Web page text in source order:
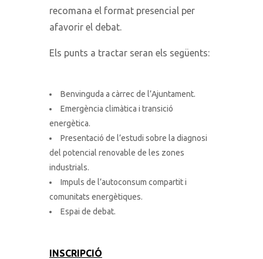
recomana el format presencial per
afavorir el debat.
Els punts a tractar seran els següents:
Benvinguda a càrrec de l’Ajuntament.
Emergència climàtica i transició
energètica.
Presentació de l’estudi sobre la diagnosi
del potencial renovable de les zones
industrials.
Impuls de l’autoconsum compartit i
comunitats energètiques.
Espai de debat.
INSCRIPCIÓ